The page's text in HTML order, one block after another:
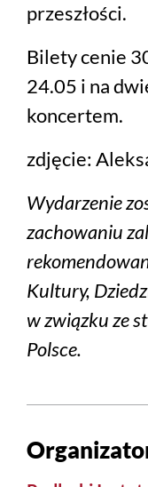
przeszłości.
Bilety cenie
24.05 i na
koncertem.
zdjęcie:
Wydarzenie
zachowaniu
Kultury,
w związku ze
Polsce.